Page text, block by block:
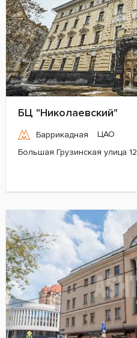
БЦ "Николаевский"
Баррикадная
ЦАО
Большая Грузинская улица 12